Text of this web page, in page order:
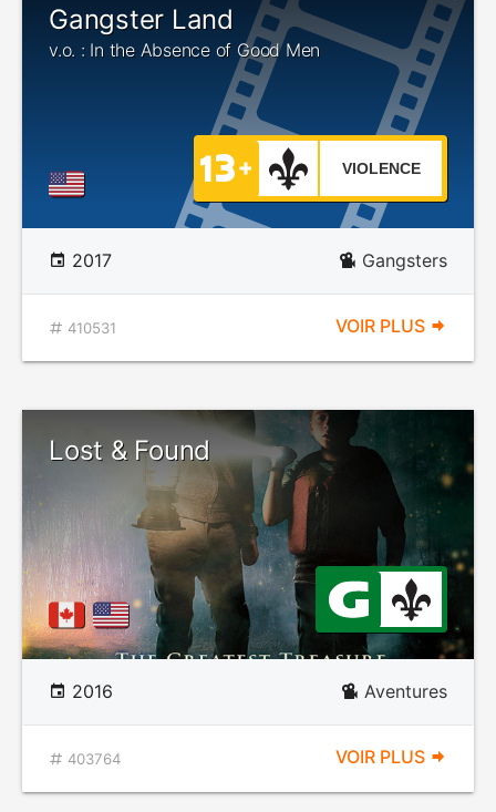
Gangster Land
v.o. : In the Absence of Good Men
VIOLENCE
2017 Gangsters
410531 VOIR PLUS
Lost & Found
2016 Aventures
403764 VOIR PLUS